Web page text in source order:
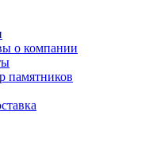
о компании
памятников